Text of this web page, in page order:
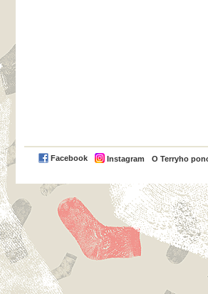
Facebook Instagram O Terryho